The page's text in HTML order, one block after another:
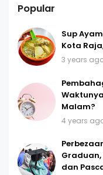
Popular
Sup
Kota
3 years
Malam?
4 years
Graduan,
dan